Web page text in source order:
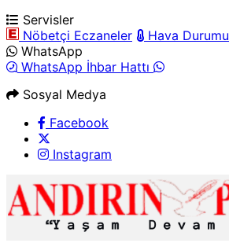
Servisler
Nöbetçi Eczaneler
Hava Durumu
WhatsApp
WhatsApp İhbar Hattı
Sosyal Medya
Facebook
Instagram